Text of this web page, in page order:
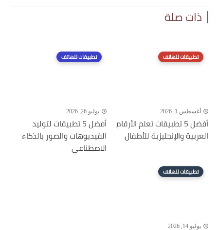
ذات صلة
تطبيقات للهاتف
أغسطس 1, 2026
أفضل 5 تطبيقات تعلم الأرقام
العربية والإنجليزية للأطفال
تطبيقات للهاتف
يوليو 26, 2026
أفضل 5 تطبيقات لتوليد
الفيديوهات والصور بالذكاء
الاصطناعي
تطبيقات للهاتف
يوليو 14, 2026